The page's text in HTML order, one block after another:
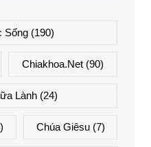
Sống (190)
Chiakhoa.net (90)
Lành(24)
Chúa Giêsu(7)